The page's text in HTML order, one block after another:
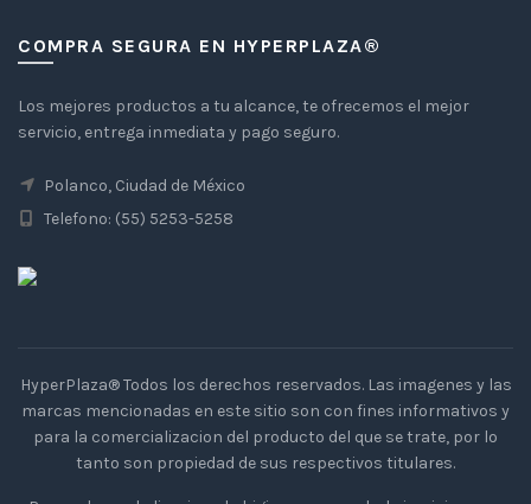
COMPRA SEGURA EN HYPERPLAZA®
Los mejores productos a tu alcance, te ofrecemos el mejor
servicio, entrega inmediata y pago seguro.
Polanco, Ciudad de México
Telefono: (55) 5253-5258
HyperPlaza® Todos los derechos reservados. Las imagenes y las
marcas mencionadas en este sitio son con fines informativos y
para la comercializacion del producto del que se trate, por lo
tanto son propiedad de sus respectivos titulares.